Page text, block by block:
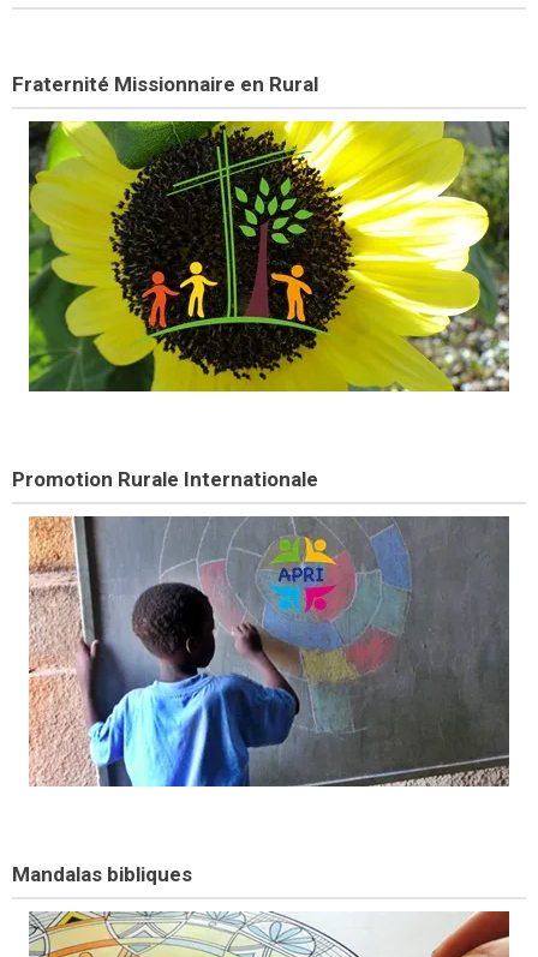
Fraternité Missionnaire en Rural
Promotion Rurale Internationale
Mandalas bibliques